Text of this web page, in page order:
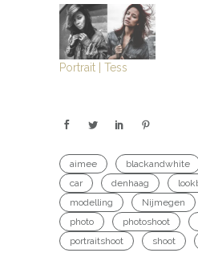
Portrait | Tess
aimee blackandwhite
car
denhaag
modelling
Nijmegen
photo
photoshoot
portraitshoot
shoot